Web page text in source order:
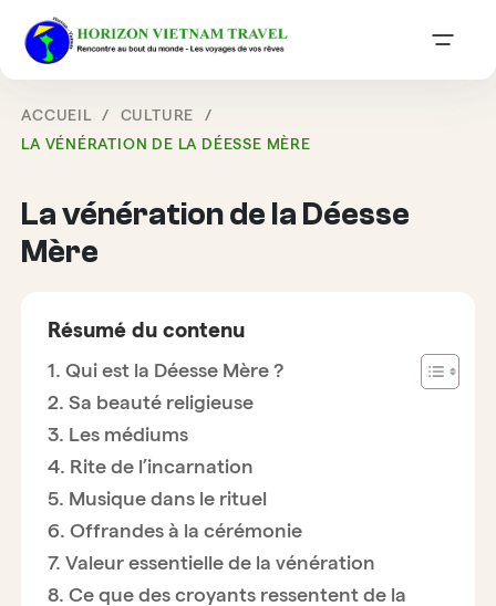
ACCUEIL
CULTURE
LA VÉNÉRATION DE LA DÉESSE MÈRE
La vénération de la Déesse
Mère
Résumé du contenu
Qui est la Déesse Mère ?
Sa beauté religieuse
Les médiums
Rite de l’incarnation
Musique dans le rituel
Offrandes à la cérémonie
Valeur essentielle de la vénération
Ce que des croyants ressentent de la